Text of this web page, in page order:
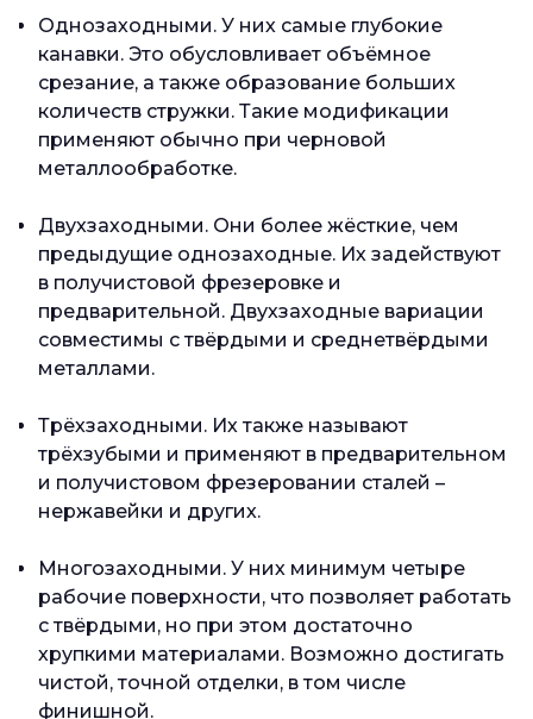
Однозаходными. У них самые глубокие
канавки. Это обусловливает объёмное
срезание, а также образование больших
количеств стружки. Такие модификации
применяют обычно при черновой
металлообработке.
Двухзаходными. Они более жёсткие, чем
предыдущие однозаходные. Их задействуют
в получистовой фрезеровке и
предварительной. Двухзаходные вариации
совместимы с твёрдыми и среднетвёрдыми
металлами.
Трёхзаходными. Их также называют
трёхзубыми и применяют в предварительном
и получистовом фрезеровании сталей –
нержавейки и других.
Многозаходными. У них минимум четыре
рабочие поверхности, что позволяет работать
с твёрдыми, но при этом достаточно
хрупкими материалами. Возможно достигать
чистой, точной отделки, в том числе
финишной.